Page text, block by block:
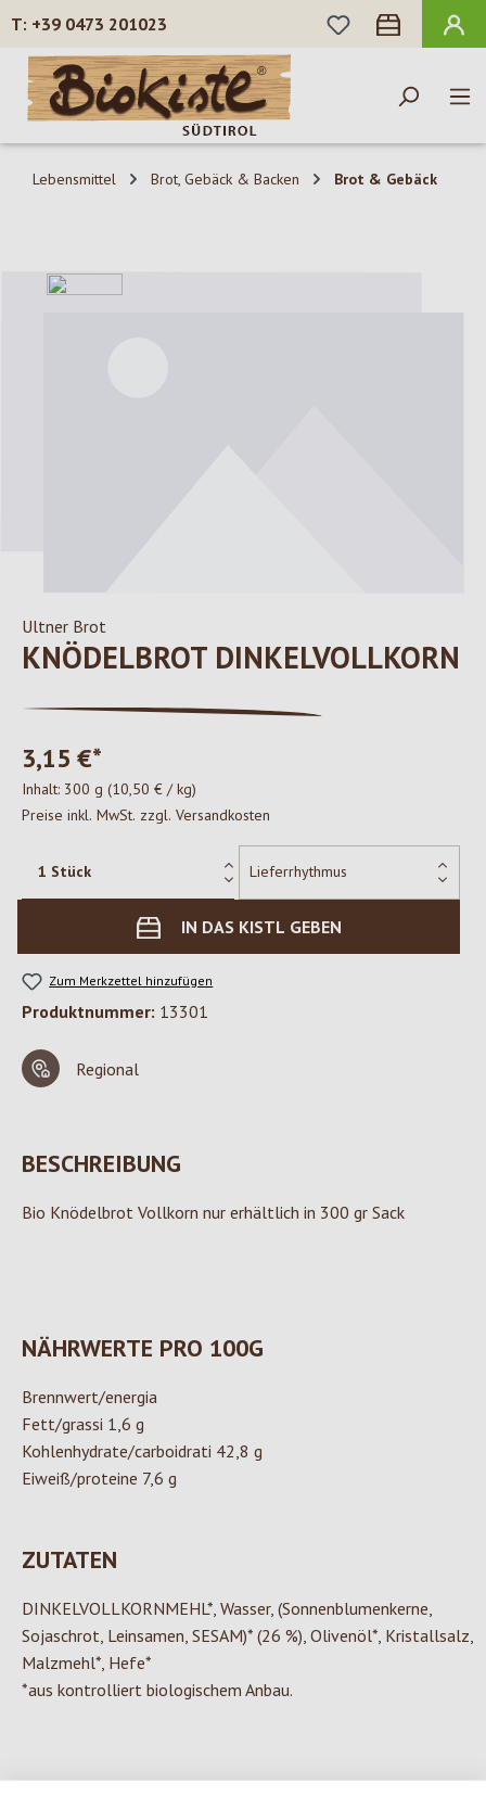
Zum Hauptinhalt springen
+39 0473 201023
DU HAST 0
Lebensmittel Brot, Gebäck & Backen Brot & Gebäck
Bildergalerie überspringen
Ultner Brot
KNÖDELBROT DINKELVOLLKORN
3,15 €*
Inhalt: 300 g (10,50 € / kg)
Preise inkl. MwSt. zzgl. Versandkosten
IN DAS KISTL GEBEN
Zum Merkzettel hinzufügen
Produktnummer: 13301
Regional
BESCHREIBUNG
Bio Knödelbrot Vollkorn nur erhältlich in 300 gr Sack
NÄHRWERTE PRO 100G
Brennwert/energia
Fett/grassi 1,6 g
Kohlenhydrate/carboidrati 42,8 g
Eiweiß/proteine 7,6 g
ZUTATEN
DINKELVOLLKORNMEHL*, Wasser, (Sonnenblumenkerne,
Sojaschrot, Leinsamen, SESAM)* (26 %), Olivenöl*, Kristallsalz,
Malzmehl*, Hefe*
*aus kontrolliert biologischem Anbau.